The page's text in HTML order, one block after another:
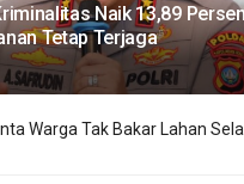
Naik 13,89
Tetap Terjaga
Warga Tak Bakar Lahan